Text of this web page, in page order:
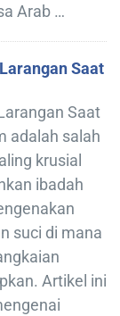
Arab …
Saat
Saat
adalah salah
krusial
ibadah
suci di mana
Artikel ini